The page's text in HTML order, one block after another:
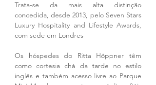
Trata-se da mais alta distinção
concedida, desde 2013, pelo Seven Stars
Luxury Hospitality and Lifestyle Awards,
com sede em Londres
Os hóspedes do Ritta Höppner têm
como cortesia chá da tarde no estilo
inglês e também acesso livre ao Parque